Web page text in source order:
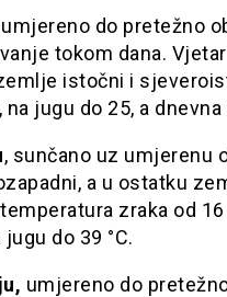
umjereno do pretežno
tokom dana.
istočni i
na jugu do 25, a
, sunčano uz umjerenu
a u ostatku
zraka od
jugu do 39 °C.
umjereno do